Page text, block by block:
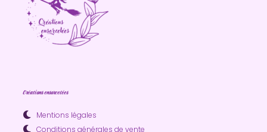
Créations ensorcelées
Mentions légales
Conditions générales de vente